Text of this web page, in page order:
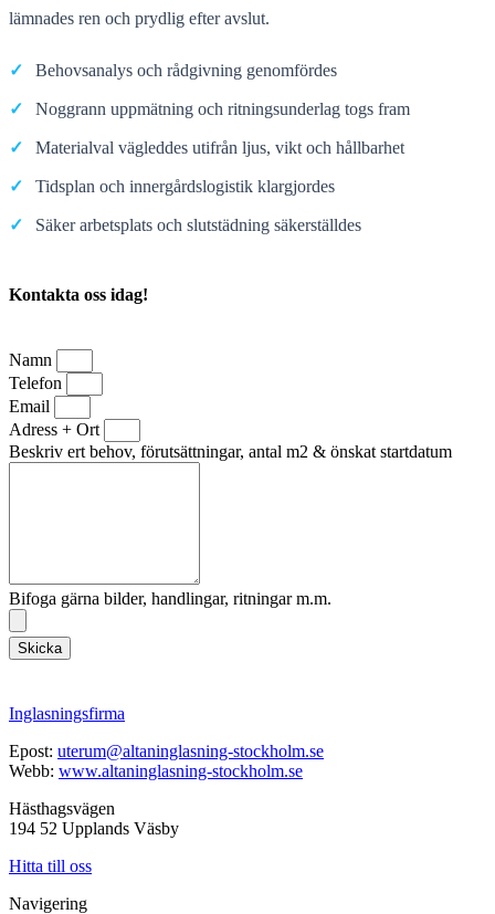
lämnades ren och prydlig efter avslut.
✓ Behovsanalys och rådgivning genomfördes
✓ Noggrann uppmätning och ritningsunderlag togs fram
✓ Materialval vägleddes utifrån ljus, vikt och hållbarhet
✓ Tidsplan och innergårdslogistik klargjordes
✓ Säker arbetsplats och slutstädning säkerställdes
Kontakta oss idag!
Namn
Telefon
Email
Adress + Ort
Beskriv ert behov, förutsättningar, antal m2 & önskat startdatum
Bifoga gärna bilder, handlingar, ritningar m.m.
Skicka
Inglasningsfirma
Epost: uterum@altaninglasning-stockholm.se
Webb: www.altaninglasning-stockholm.se
Hästhagsvägen
194 52 Upplands Väsby
Hitta till oss
Navigering